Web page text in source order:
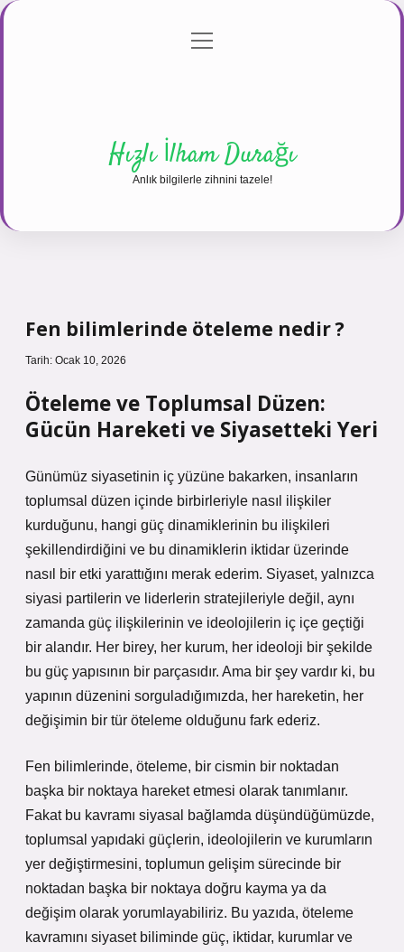
Gizlilik Politikası
menüyü
Hızlı İlham Durağı
Anlık bilgilerle zihnini tazele!
Fen bilimlerinde öteleme nedir ?
Tarih: Ocak 10, 2026
Öteleme ve Toplumsal Düzen:
Gücün Hareketi ve Siyasetteki Yeri
Günümüz siyasetinin iç yüzüne bakarken, insanların
toplumsal düzen içinde birbirleriyle nasıl ilişkiler
kurduğunu, hangi güç dinamiklerinin bu ilişkileri
şekillendirdiğini ve bu dinamiklerin iktidar üzerinde
nasıl bir etki yarattığını merak ederim. Siyaset, yalnızca
siyasi partilerin ve liderlerin stratejileriyle değil, aynı
zamanda güç ilişkilerinin ve ideolojilerin iç içe geçtiği
bir alandır. Her birey, her kurum, her ideoloji bir şekilde
bu güç yapısının bir parçasıdır. Ama bir şey vardır ki, bu
yapının düzenini sorguladığımızda, her hareketin, her
değişimin bir tür öteleme olduğunu fark ederiz.
Fen bilimlerinde, öteleme, bir cismin bir noktadan
başka bir noktaya hareket etmesi olarak tanımlanır.
Fakat bu kavramı siyasal bağlamda düşündüğümüzde,
toplumsal yapıdaki güçlerin, ideolojilerin ve kurumların
yer değiştirmesini, toplumun gelişim sürecinde bir
noktadan başka bir noktaya doğru kayma ya da
değişim olarak yorumlayabiliriz. Bu yazıda, öteleme
kavramını siyaset biliminde güç, iktidar, kurumlar ve